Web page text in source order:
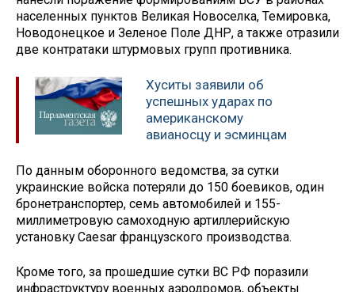
населенных пунктов Великая Новоселка, Темировка,
Новодонецкое и Зеленое Поле ДНР, а также отразили
две контратаки штурмовых групп противника.
Хуситы заявили об
успешных ударах по
американскому
авианосцу и эсминцам
По данным оборонного ведомства, за сутки
украинские войска потеряли до 150 боевиков, один
бронетранспортер, семь автомобилей и 155-
миллиметровую самоходную артиллерийскую
установку Caesar французского производства.
Кроме того, за прошедшие сутки ВС РФ поразили
инфраструктуру военных аэродромов, объекты